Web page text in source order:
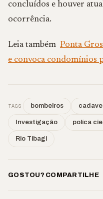
concluídos e houver
ocorrência.
Leia também Ponta
e convoca condomínios
TAGS bombeiros
Investigação políca
Rio Tibagi
GOSTOU? COMPARTILHE